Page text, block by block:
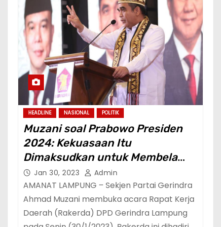
HEADLINE NASIONAL POLITIK
Muzani soal Prabowo Presiden
2024: Kekuasaan Itu
Dimaksudkan untuk Membela
Rakyat Kecil dan Terpinggirkan
Jan 30, 2023 Admin
AMANAT LAMPUNG – Sekjen Partai Gerindra
Ahmad Muzani membuka acara Rapat Kerja
Daerah (Rakerda) DPD Gerindra Lampung